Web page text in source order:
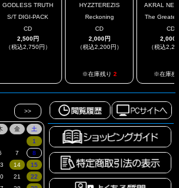
GODLESS TRUTH
S/T DIGI-PACK
CD
2,500円
（税込2,750円）
HYZZTEREZIS
Reckoning
CD
2,000円
（税込2,200円）
※在庫残り 2
AKRAL
The Greater
CD
2,000
（税込
※在庫残